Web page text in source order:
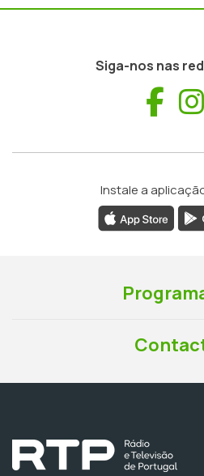
Siga-nos nas
Instale a